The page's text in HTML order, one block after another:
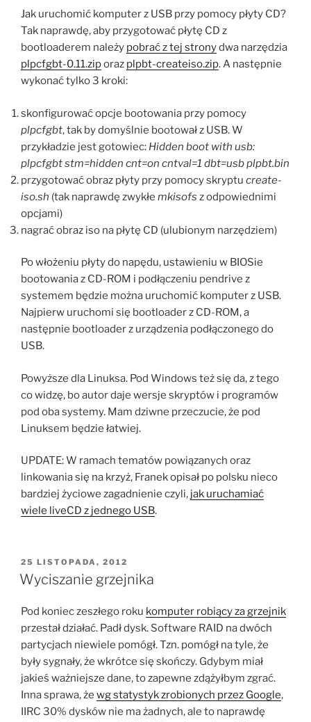
Jak uruchomić komputer z USB przy pomocy płyty CD?
Tak naprawdę, aby przygotować płytę CD z
bootloaderem należy pobrać z tej stronydwa narzędzia
plpcfgbt-0.11.ziporaz plpbt-createiso.zip. A następnie
wykonać tylko 3 kroki:
skonfigurować opcje bootowania przy pomocy
plpcfgbt, tak by domyślnie bootował z USB. W
przykładzie jest gotowiec: Hidden boot with usb:
plpcfgbt stm=hidden cnt=on cntval=1 dbt=usb plpbt.bin
przygotować obraz płyty przy pomocy skryptu create-
iso.sh (tak naprawdę zwykłe mkisofs z odpowiednimi
opcjami)
nagrać obraz iso na płytę CD (ulubionym narzędziem)
Po włożeniu płyty do napędu, ustawieniu w BIOSie
bootowania z CD-ROM i podłączeniu pendrive z
systemem będzie można uruchomić komputer z USB.
Najpierw uruchomi się bootloader z CD-ROM, a
następnie bootloader z urządzenia podłączonego do
USB.
Powyższe dla Linuksa. Pod Windows też się da, z tego
co widzę, bo autor daje wersje skryptów i programów
pod oba systemy. Mam dziwne przeczucie, że pod
Linuksem będzie łatwiej.
UPDATE: W ramach tematów powiązanych oraz
linkowania się na krzyż, Franek opisał po polsku nieco
bardziej życiowe zagadnienie czyli, jak uruchamiać
wiele liveCD z jednego USB.
OPUBLIKOWANE
W
25 LISTOPADA, 2012
Wyciszanie grzejnika
Pod koniec zeszłego roku komputer robiący za grzejnik
przestał działać. Padł dysk. Software RAID na dwóch
partycjach niewiele pomógł. Tzn. pomógł na tyle, że
były sygnały, że wkrótce się skończy. Gdybym miał
jakieś ważniejsze dane, to zapewne zdążyłbym zgrać.
Inna sprawa, że wg statystyk zrobionych przez Google,
IIRC 30% dysków nie ma żadnych, ale to naprawdę